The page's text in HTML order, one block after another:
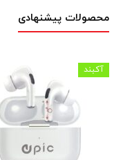
محصولات پیشنهادی
آکبند